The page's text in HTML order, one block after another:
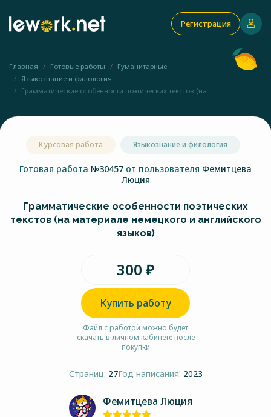
Регистрация
Главная Готовые работы
Гуманитарные
Языкознание и филология
Грамматические особенности поэтических текстов (на...
Курсовая работа Языкознание и филология
Готовая работа №30457 от пользователя Фемитцева
Люция
Грамматические особенности поэтических
текстов (на материале немецкого и английского
языков)
300 ₽
Купить работу
Файл с работой можно будет
скачать в личном кабинете после
покупки
Страниц: 27Год написания: 2023
Фемитцева Люция